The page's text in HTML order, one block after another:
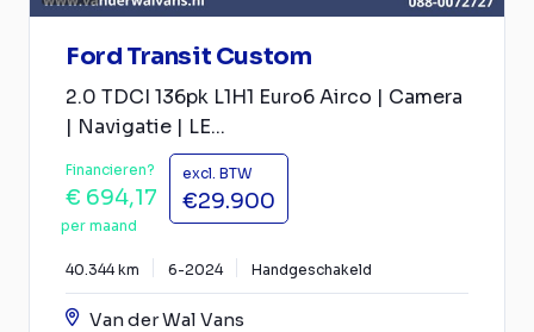
Ford Transit Custom
2.0 TDCI 136pk L1H1 Euro6 Airco | Camera
| Navigatie | LE...
Financieren?
€ 694,17
per maand
excl. BTW
€29.900
40.344 km 6-2024 Handgeschakeld
Van der Wal Vans